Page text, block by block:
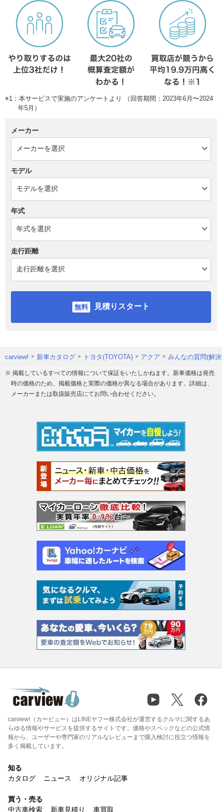
※1：本サービスで実施のアンケートより （回答期間：2023年6月〜2024
年5月）
メーカー
モデル
年式
走行距離
見積りスタート
carview! 新車カタログ トヨタ(TOYOTA) アクア みんなの質問(解
※ 掲載しているすべての情報について保証をいたしかねます。新車価格は発売
時の価格のため、掲載価格と実際の価格が異なる場合があります。詳細は、
メーカーまたは取扱販売店にてお問い合わせください。
carview!（カービュー）はLINEヤフー株式会社が運営するクルマに関するあ
らゆる情報やサービスを提供するサイトです。価格やスペックなどの公式情
報から、ユーザーや専門家のリアルなレビューまで購入検討に役立つ情報を
多く掲載しています。
知る
カタログ
ニュース オリジナル記事
買う・売る
中古車検索
新車見積り 車買取